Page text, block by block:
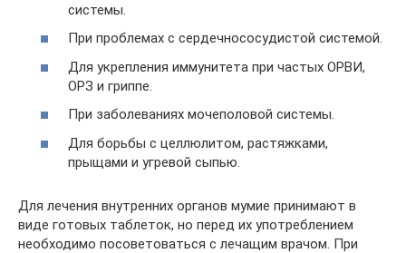
системы.
При проблемах с сердечнососудистой системой.
Для укрепления иммунитета при частых ОРВИ,
ОРЗ и гриппе.
При заболеваниях мочеполовой системы.
Для борьбы с целлюлитом, растяжками,
прыщами и угревой сыпью.
Для лечения внутренних органов мумие принимают в
виде готовых таблеток, но перед их употреблением
необходимо посоветоваться с лечащим врачом. При